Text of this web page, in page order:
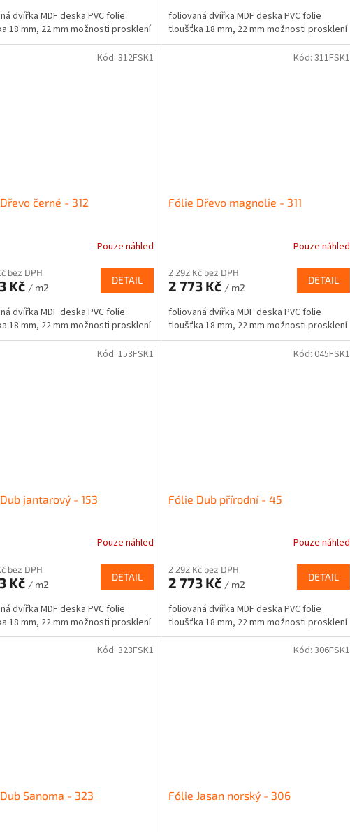
dvířka MDF deska PVC folie
18 mm, 22 mm možnosti prosklení
z
5
hvězdiček.
foliovaná dvířka MDF deska PVC folie
tloušťka 18 mm, 22 mm možnosti prosklení
černé - 312
Pouze náhled
bez DPH
Kč / m2
DETAIL
dvířka MDF deska PVC folie
18 mm, 22 mm možnosti prosklení
Kód: 312FSK1
Fólie Dřevo magnolie - 311
Pouze náhled
2 292 Kč bez DPH
2 773 Kč / m2
DETAIL
foliovaná dvířka MDF deska PVC folie
tloušťka 18 mm, 22 mm možnosti prosklení
Kód: 311FSK1
jantarový - 153
Pouze náhled
bez DPH
Kč / m2
DETAIL
dvířka MDF deska PVC folie
18 mm, 22 mm možnosti prosklení
Kód: 153FSK1
Fólie Dub přírodní - 45
Pouze náhled
2 292 Kč bez DPH
2 773 Kč / m2
DETAIL
foliovaná dvířka MDF deska PVC folie
tloušťka 18 mm, 22 mm možnosti prosklení
Kód: 045FSK1
Sanoma - 323
Kód: 323FSK1
Fólie Jasan norský - 306
Kód: 306FSK1